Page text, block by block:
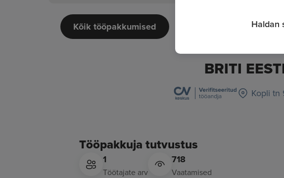
Kõik tööpakkumised
BRITI
Kopli tn
Tööpakkuja tutvustus
1
Töötajate arv
718
Vaatamised
Haldan